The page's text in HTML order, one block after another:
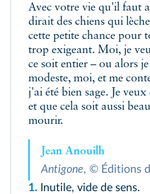
Avec votre vie qu'il faut
dirait des chiens qui
cette petite chance pour
trop exigeant. Moi, je
ce soit entier – ou alors
modeste, moi, et me
j'ai été bien sage. Je
et que cela soit aussi
mourir.
Jean Anouilh
Antigone, © Éditions
1. Inutile, vide de sens.